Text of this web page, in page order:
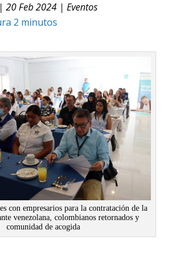
|20 Feb 2024 |Eventos
con empresarios para la contratación de la
venezolana, colombianos retornados y
comunidad de acogida